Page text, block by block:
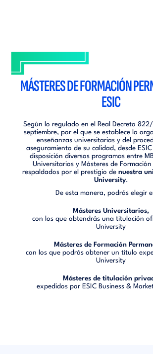
MÁSTERES DE FORMACIÓN
ESIC
Según lo regulado en el Real Decreto
septiembre, por el que se establece la
enseñanzas universitarias y del
aseguramiento de su calidad, desde
disposición diversos programas entre
Universitarios y Másteres de Formación
respaldados por el prestigio de nuestra
University.
De esta manera, podrás elegir
Másteres Universitarios,
con los que obtendrás una titulación
University
Másteres de Formación
con los que podrás obtener un título
University
Másteres de titulación
expedidos por ESIC Business &